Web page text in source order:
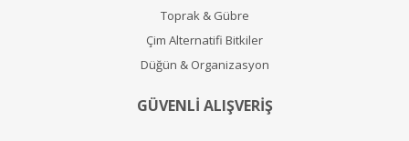
Toprak & Gübre
Çim Alternatifi Bitkiler
Düğün & Organizasyon
GÜVENLİ ALIŞVERİŞ